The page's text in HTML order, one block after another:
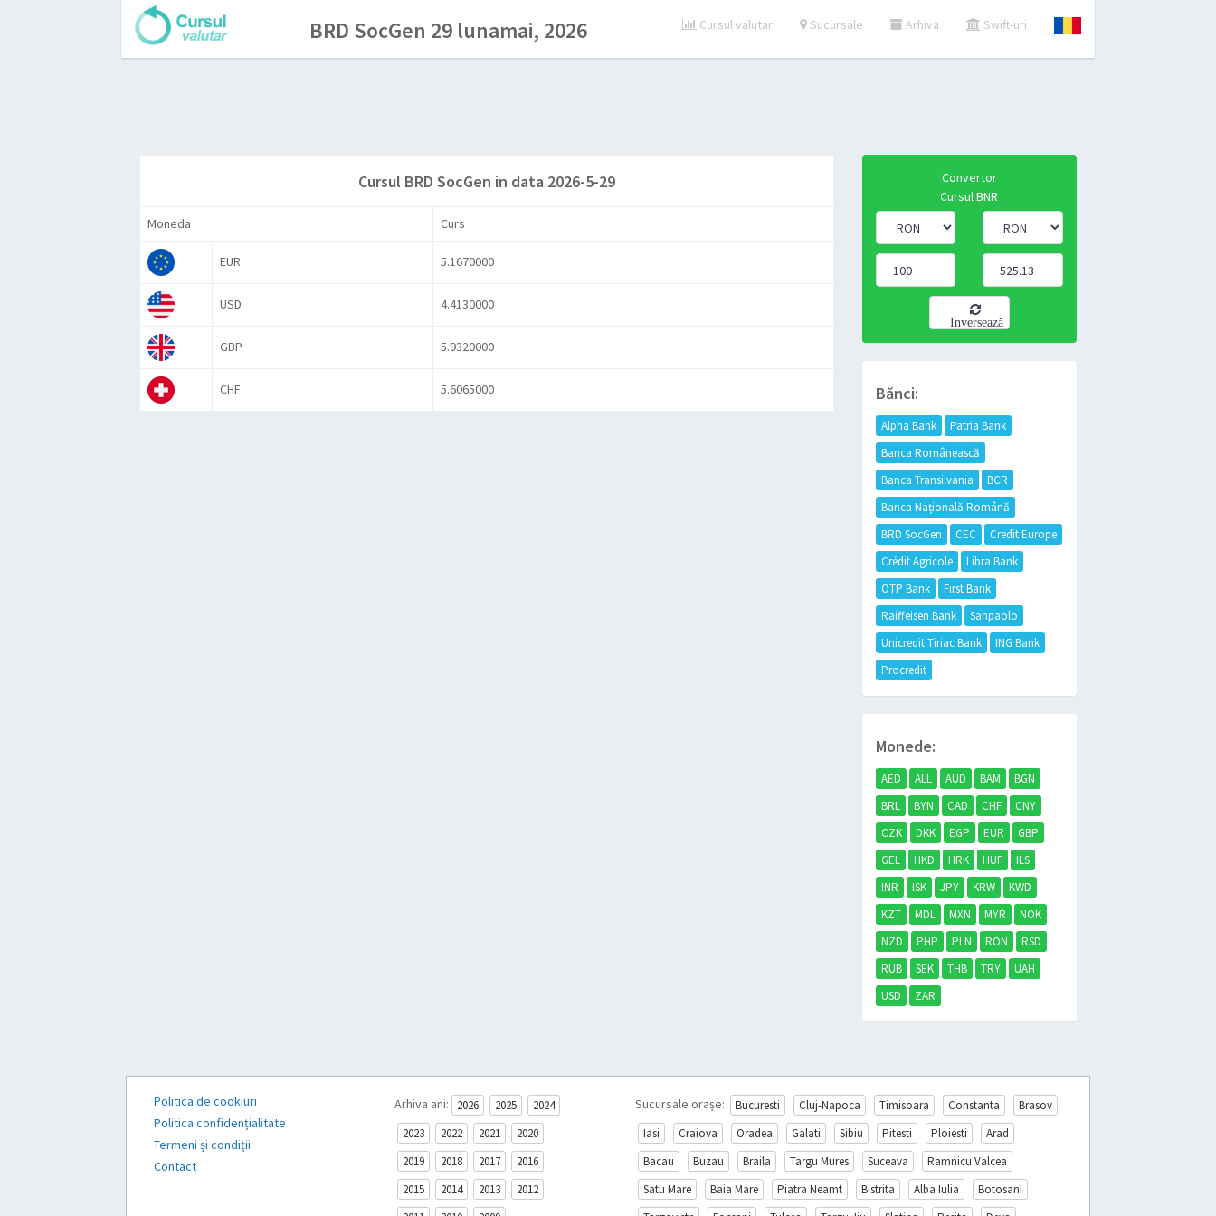
BRD SocGen 29 lunamai, 2026 Cursul valutar Sucursale Arhiva Swift-uri
Cursul BRD SocGen in data 2026-5-29
Moneda Curs
EUR 5.1670000
USD 4.4130000
GBP 5.9320000
CHF 5.6065000
Convertor
Cursul BNR
Inversează
Bănci:
Alpha Bank
Patria Bank
Banca Românească
Banca Transilvania
BCR
Banca Națională Română
BRD SocGen
CEC
Credit Europe
Crédit Agricole
Libra Bank
OTP Bank
First Bank
Raiffeisen Bank
Sanpaolo
Unicredit Tiriac Bank
ING Bank
Procredit
Monede:
AED ALL AUD BAM
BGN
BRL
BYN CAD CHF
CNY
CZK
DKK EGP EUR
GBP
GEL
HKD HRK HUF
ILS
INR
ISK JPY KRW
KWD
KZT
MDL MXN MYR
NOK
NZD
PHP PLN RON
RSD
RUB
SEK THB TRY
UAH
USD
ZAR
Politica de cookiuri
Politica confidențialitate
Termeni și condiții
Contact
Arhiva ani: 2026 2025
2024
2023
2022 2021
2020
2019
2018 2017
2016
2015
2014 2013
2012
Sucursale orașe: Bucuresti Cluj-Napoca Timisoara Constanta
Brasov
Iasi
Craiova Oradea Galati Sibiu Pitesti Ploiesti
Arad
Bacau
Buzau Braila Targu Mures Suceava
Ramnicu Valcea
Satu Mare
Baia Mare Piatra Neamt Bistrita Alba Iulia
Botosani